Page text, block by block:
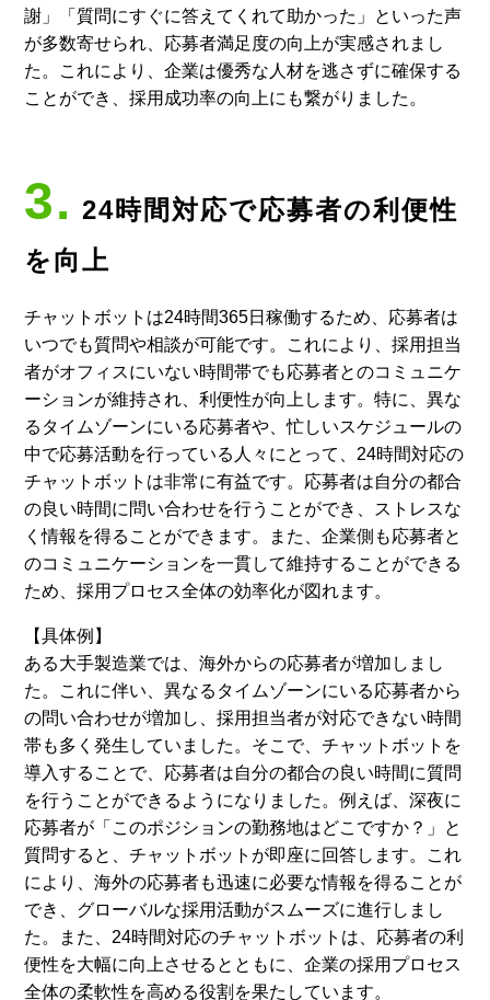
謝」「質問にすぐに答えてくれて助かった」といった声
が多数寄せられ、応募者満足度の向上が実感されまし
た。これにより、企業は優秀な人材を逃さずに確保する
ことができ、採用成功率の向上にも繋がりました。
3. 24時間対応で応募者の利便性
を向上
チャットボットは24時間365日稼働するため、応募者は
いつでも質問や相談が可能です。これにより、採用担当
者がオフィスにいない時間帯でも応募者とのコミュニケ
ーションが維持され、利便性が向上します。特に、異な
るタイムゾーンにいる応募者や、忙しいスケジュールの
中で応募活動を行っている人々にとって、24時間対応の
チャットボットは非常に有益です。応募者は自分の都合
の良い時間に問い合わせを行うことができ、ストレスな
く情報を得ることができます。また、企業側も応募者と
のコミュニケーションを一貫して維持することができる
ため、採用プロセス全体の効率化が図れます。
【具体例】
ある大手製造業では、海外からの応募者が増加しまし
た。これに伴い、異なるタイムゾーンにいる応募者から
の問い合わせが増加し、採用担当者が対応できない時間
帯も多く発生していました。そこで、チャットボットを
導入することで、応募者は自分の都合の良い時間に質問
を行うことができるようになりました。例えば、深夜に
応募者が「このポジションの勤務地はどこですか？」と
質問すると、チャットボットが即座に回答します。これ
により、海外の応募者も迅速に必要な情報を得ることが
でき、グローバルな採用活動がスムーズに進行しまし
た。また、24時間対応のチャットボットは、応募者の利
便性を大幅に向上させるとともに、企業の採用プロセス
全体の柔軟性を高める役割を果たしています。